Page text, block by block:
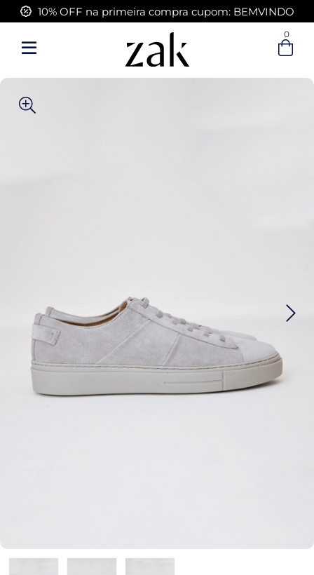
10% OFF na primeira compra cupom: BEMVINDO
FRETE GRÁTIS acima de R$ 399,00
0